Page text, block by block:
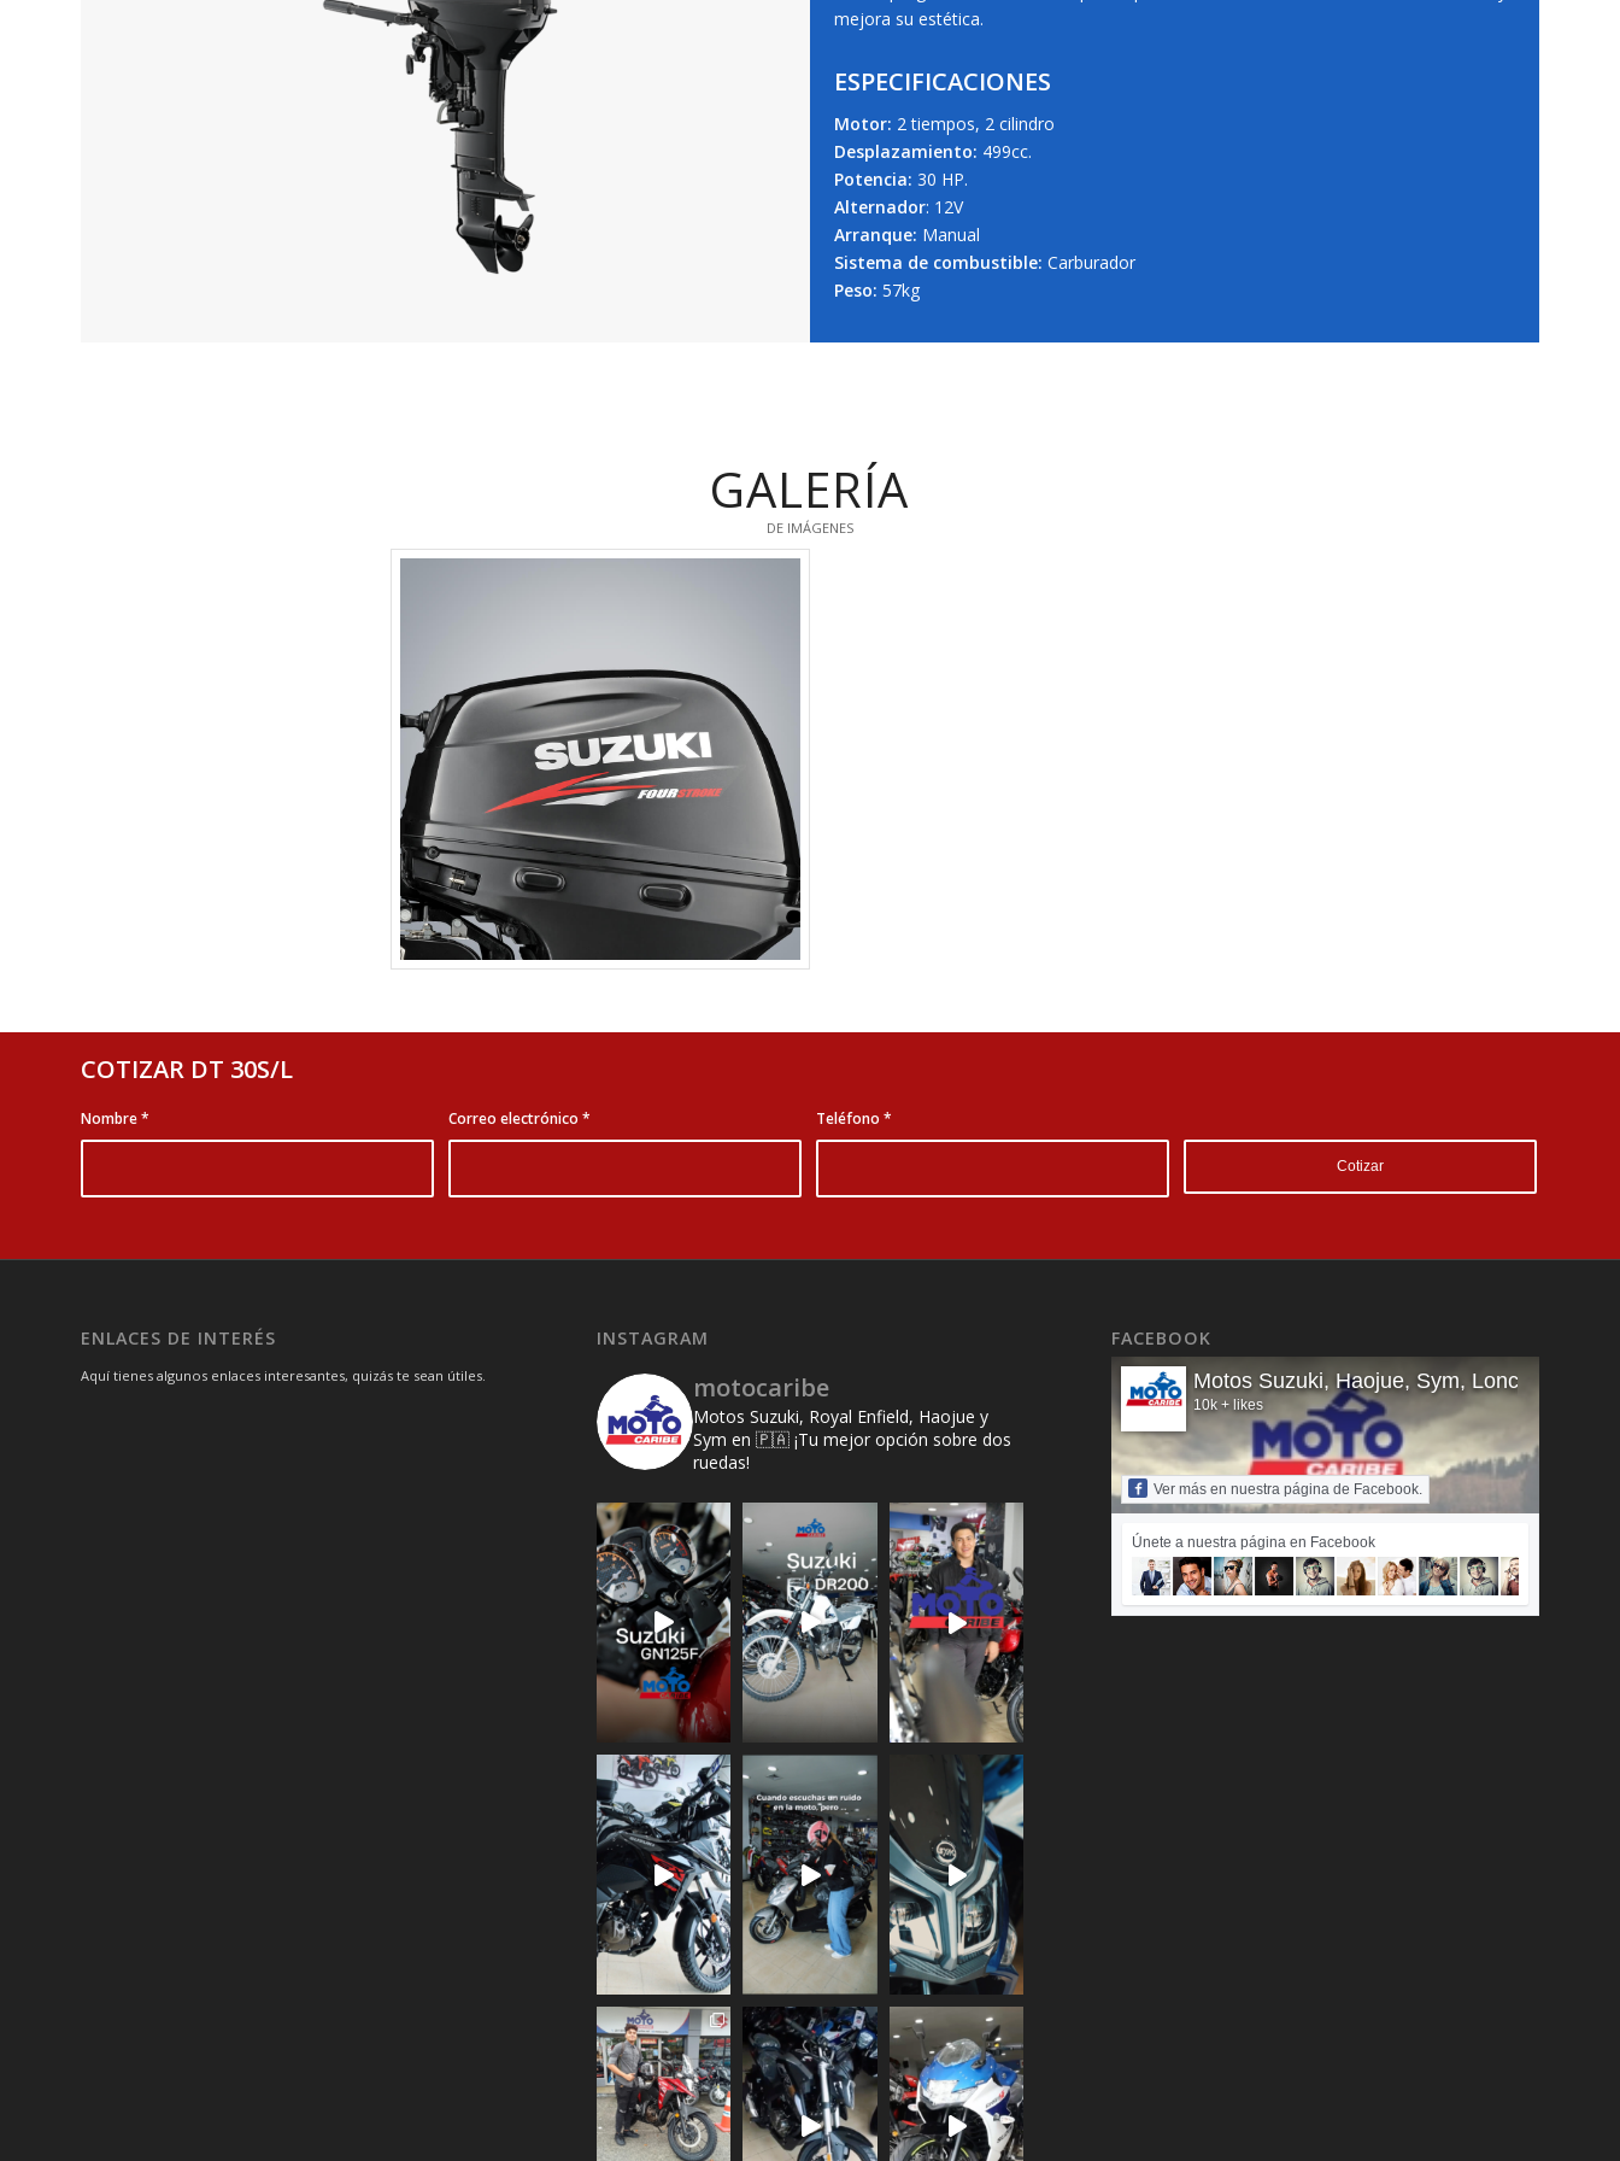
mejora su estética.
ESPECIFICACIONES
Motor: 2 tiempos, 2 cilindro
Desplazamiento: 499cc.
Potencia: 30 HP.
Alternador: 12V
Arranque: Manual
Sistema de combustible: Carburador
Peso: 57kg
GALERÍA
DE IMÁGENES
COTIZAR DT 30S/L
Nombre* Correo electrónico * Teléfono *
ENLACES DE INTERÉS
Aquí tienes algunos enlaces interesantes, quizás te sean útiles.
INSTAGRAM
motocaribe
Motos Suzuki, Royal Enfield, Haojue y
Sym en 🇵🇦 ¡Tu mejor opción sobre dos
ruedas!
FACEBOOK
Motos Suzuki, Haojue, Sym, Loncin y
10k + likes
Ver más en nuestra página de Facebook.
Únete a nuestra página en Facebook